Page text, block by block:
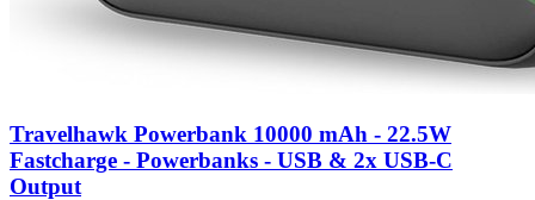
Travelhawk Powerbank 10000 mAh - 22.5W
Fastcharge - Powerbanks - USB & 2x USB-C
Output